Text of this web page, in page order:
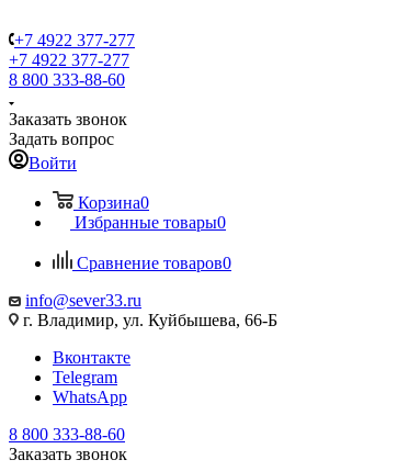
+7 4922 377-277
+7 4922 377-277
8 800 333-88-60
Заказать звонок
Задать вопрос
Войти
Корзина0
Избранные товары0
Сравнение товаров0
info@sever33.ru
г. Владимир, ул. Куйбышева, 66-Б
Вконтакте
Telegram
WhatsApp
8 800 333-88-60
Заказать звонок